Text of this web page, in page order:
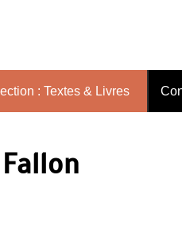
: Textes & Livres